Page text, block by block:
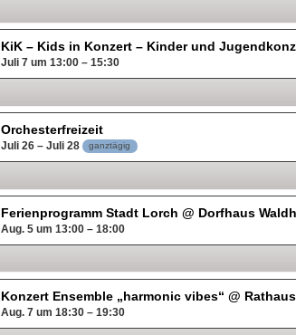
KiK – Kids in Konzert – Kinder und
Juli 7 um 13:00 – 15:30
Orchesterfreizeit
Juli 26 – Juli 28 ganztägig
Ferienprogramm Stadt Lorch@ Dorfhaus
Aug. 5 um 13:00 – 18:00
Konzert Ensemble „harmonic vibes“@
Aug. 7 um 18:30 – 19:30